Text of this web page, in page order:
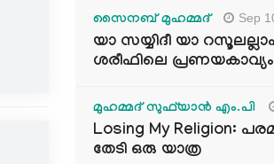
സൈനബ് മുഹമ്മദ് Sep
യാ സയ്യിദീ യാ
ശരീഫിലെ പ്രണയകാവ്യം
മുഹമ്മദ് സുഫ്‌യാൻ എം.പി
Losing My Religion:
തേടി ഒരു യാത്ര